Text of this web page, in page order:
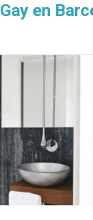
en